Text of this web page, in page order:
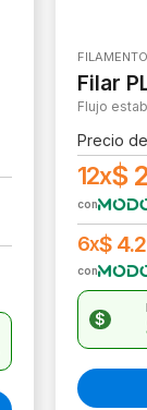
Filar
Flujo
Precio
12x$
con
6x$
con
$